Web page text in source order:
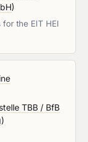
)
the EIT HEI
TBB / BfB
)